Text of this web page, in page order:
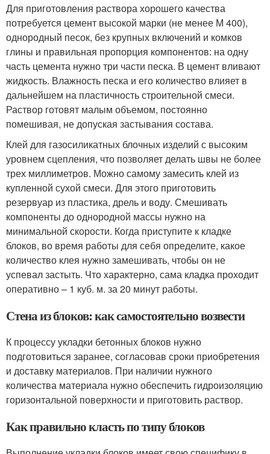
Для приготовления раствора хорошего качества
потребуется цемент высокой марки (не менее М 400),
однородный песок, без крупных включений и комков
глины и правильная пропорция компонентов: на одну
часть цемента нужно три части песка. В цемент вливают
жидкость. Влажность песка и его количество влияет в
дальнейшем на пластичность строительной смеси.
Раствор готовят малым объемом, постоянно
помешивая, не допуская застывания состава.
Клей для газосиликатных блочных изделий с высоким
уровнем сцепления, что позволяет делать швы не более
трех миллиметров. Можно самому замесить клей из
купленной сухой смеси. Для этого приготовить
резервуар из пластика, дрель и воду. Смешивать
компоненты до однородной массы нужно на
минимальной скорости. Когда приступите к кладке
блоков, во время работы для себя определите, какое
количество клея нужно замешивать, чтобы он не
успевал застыть. Что характерно, сама кладка проходит
оперативно – 1 куб. м. за 20 минут работы.
Стена из блоков: как самостоятельно возвести
К процессу укладки бетонных блоков нужно
подготовиться заранее, согласовав сроки приобретения
и доставку материалов. При наличии нужного
количества материала нужно обеспечить гидроизоляцию
горизонтальной поверхности и приготовить раствор.
Как правильно класть по типу блоков